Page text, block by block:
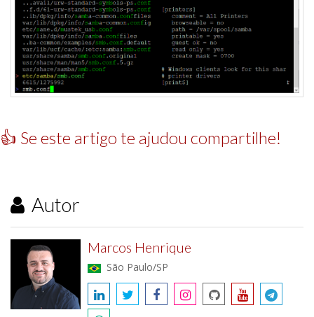
👍 Se este artigo te ajudou compartilhe!
Autor
Marcos Henrique
São Paulo/SP